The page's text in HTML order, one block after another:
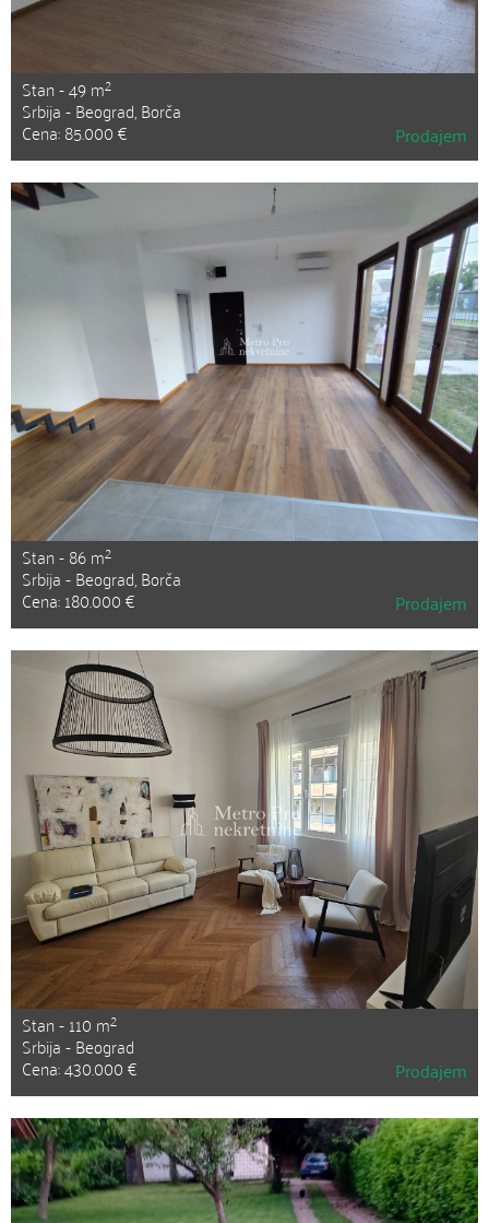
Stan - 49 m2
Srbija - Beograd, Borča
Cena: 85.000 € Prodajem
Stan - 86 m2
Srbija - Beograd, Borča
Cena: 180.000 € Prodajem
Stan - 110 m2
Srbija - Beograd
Cena: 430.000 € Prodajem